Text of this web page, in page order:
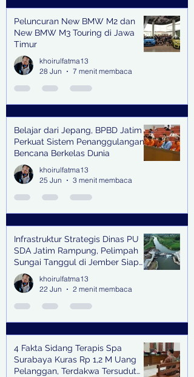
Peluncuran New BMW M2 dan
New BMW M3 Touring di Jawa
Timur
khoirulfatma13
28 Jun
7 menit membaca
Belajar dari Jepang, BPBD Jatim
Perkuat Sistem Penanggulangan
Bencana Berkelas Dunia
khoirulfatma13
25 Jun
3 menit membaca
Infrastruktur Strategis Dinas PU
SDA Jatim Rampung, Pelimpah
Sungai Tanggul di Jember Siap
Bangkitkan Swasembada Pangan
dan Pengendali Banjir
khoirulfatma13
22 Jun
2 menit membaca
4 Fakta Sidang Terapis Spa
Surabaya Kuras Rp 1,2 M Uang
Pelanggan, Terdakwa Tersudut